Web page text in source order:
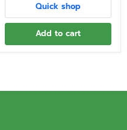
Quick shop
Add to cart